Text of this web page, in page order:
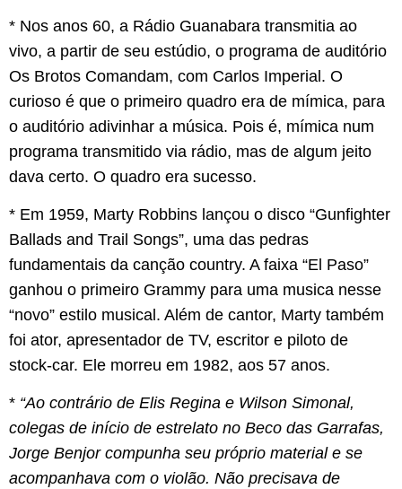
* Nos anos 60, a Rádio Guanabara transmitia ao
vivo, a partir de seu estúdio, o programa de auditório
Os Brotos Comandam, com Carlos Imperial. O
curioso é que o primeiro quadro era de mímica, para
o auditório adivinhar a música. Pois é, mímica num
programa transmitido via rádio, mas de algum jeito
dava certo. O quadro era sucesso.
* Em 1959, Marty Robbins lançou o disco “Gunfighter
Ballads and Trail Songs”, uma das pedras
fundamentais da canção country. A faixa “El Paso”
ganhou o primeiro Grammy para uma musica nesse
“novo” estilo musical. Além de cantor, Marty também
foi ator, apresentador de TV, escritor e piloto de
stock-car. Ele morreu em 1982, aos 57 anos.
* “Ao contrário de Elis Regina e Wilson Simonal,
colegas de início de estrelato no Beco das Garrafas,
Jorge Benjor compunha seu próprio material e se
acompanhava com o violão. Não precisava de